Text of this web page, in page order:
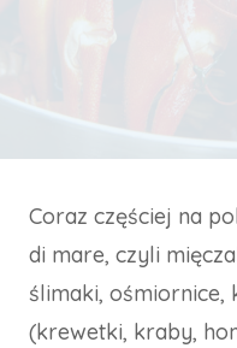
Coraz częściej na
di mare, czyli
ślimaki, ośmiornice,
(krewetki, kraby,